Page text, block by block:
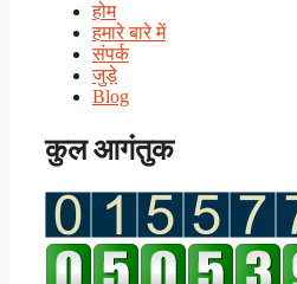
होम
हमारे बारे में
संपर्क
जुड़े
Blog
कुल आगंतुक